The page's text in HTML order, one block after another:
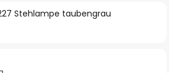
Stehlampe taubengrau